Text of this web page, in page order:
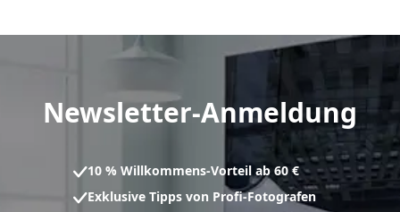
Newsletter-Anmeldung
10 % Willkommens-Vorteil ab 60 €
Exklusive Tipps von Profi-Fotografen